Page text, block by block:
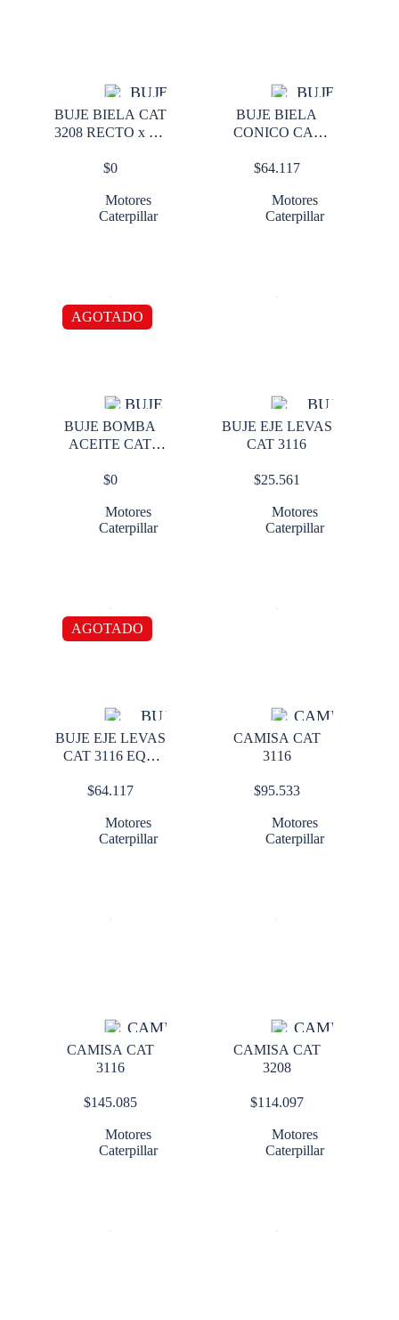
BUJE BIELA CAT
3208 RECTO x 6 ó
$0
Motores
Caterpillar
BUJE BIELA
CONICO CAT
$64.117
Motores
Caterpillar
AGOTADO
BUJE BOMBA
ACEITE CAT
$0
Motores
Caterpillar
BUJE EJE LEVAS
CAT 3116
$25.561
Motores
Caterpillar
AGOTADO
BUJE EJE LEVAS
CAT 3116 EQV
$64.117
Motores
Caterpillar
CAMISA CAT
3116
$95.533
Motores
Caterpillar
CAMISA CAT
3116
$145.085
Motores
Caterpillar
CAMISA CAT
3208
$114.097
Motores
Caterpillar